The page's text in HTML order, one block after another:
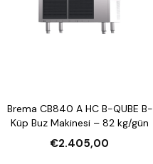
Brema CB840 A HC B-QUBE B-
Küp Buz Makinesi – 82 kg/gün
€2.405,00